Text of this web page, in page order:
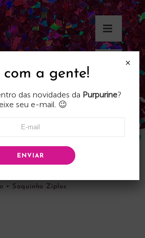
• Saquinho Ziploc
com a gente!
das novidades da Purpurine?
seu e-mail. 😉
ENVIAR
×